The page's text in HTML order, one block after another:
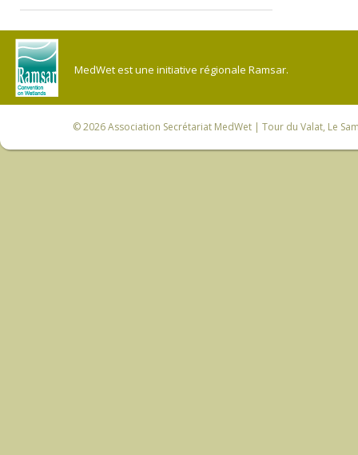
MedWet est une initiative régionale Ramsar.
© 2026Association Secrétariat MedWet | Tour du Valat, Le